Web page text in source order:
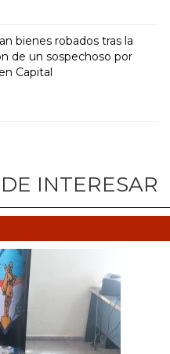
bienes robados tras la
de un sospechoso por
Capital
INTERESAR